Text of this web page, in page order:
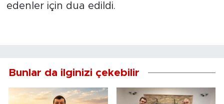
edenler için dua edildi.
Bunlar da ilginizi çekebilir